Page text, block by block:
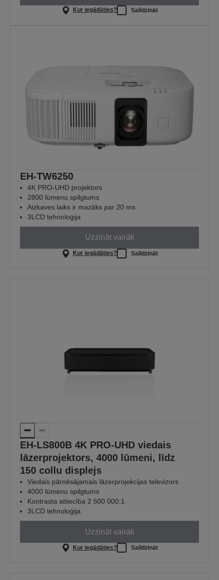
Kur iegādāties? Salīdzināt
EH-TW6250
4K PRO-UHD projektors
2800 lūmenu spilgtums
Aizkaves laiks ir mazāks par 20 ms
3LCD tehnoloģija
Uzzināt vairāk
Kur iegādāties? Salīdzināt
EH-LS800B 4K PRO-UHD viedais
lāzerprojektors, 4000 lūmeni, līdz
150 collu displejs
Viedais pārnēsājamais lāzerprojekcijas televizors
4000 lūmenu spilgtums
Kontrasta attiecība 2 500 000:1
3LCD tehnoloģija
Uzzināt vairāk
Kur iegādāties? Salīdzināt